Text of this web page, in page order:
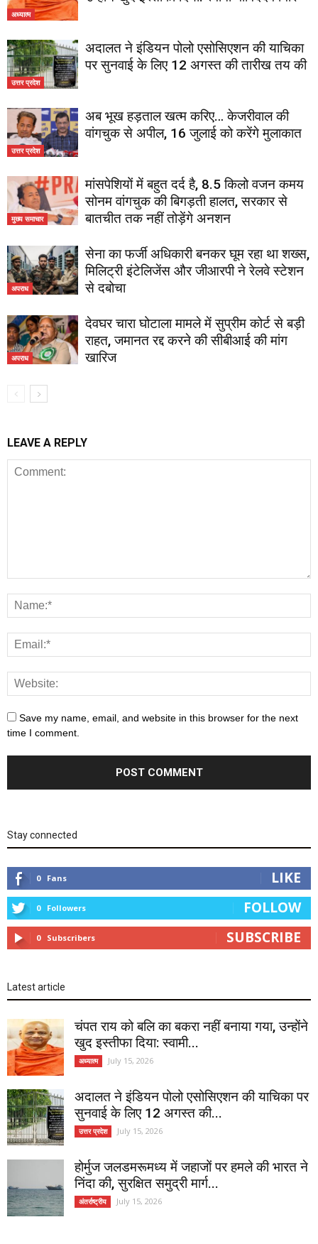
अध्यात्म
उत्तर प्रदेश
अदालत ने इंडियन पोलो एसोसिएशन की याचिका
पर सुनवाई के लिए 12 अगस्त की तारीख तय की
उत्तर प्रदेश
अब भूख हड़ताल खत्म करिए… केजरीवाल की
वांगचुक से अपील, 16 जुलाई को करेंगे मुलाकात
मुख्य समाचार
मांसपेशियों में बहुत दर्द है, 8.5 किलो वजन कमय
सोनम वांगचुक की बिगड़ती हालत, सरकार से
बातचीत तक नहीं तोड़ेंगे अनशन
अपराध
सेना का फर्जी अधिकारी बनकर घूम रहा था शख्स,
मिलिट्री इंटेलिजेंस और जीआरपी ने रेलवे स्टेशन
से दबोचा
अपराध
देवघर चारा घोटाला मामले में सुप्रीम कोर्ट से बड़ी
राहत, जमानत रद्द करने की सीबीआई की मांग
खारिज
LEAVE A REPLY
Save my name, email, and website in this browser for the next
time I comment.
Stay connected
0 Fans LIKE
0 Followers FOLLOW
0 Subscribers SUBSCRIBE
Latest article
चंपत राय को बलि का बकरा नहीं बनाया गया, उन्होंने
खुद इस्तीफा दिया: स्वामी...
अध्यात्म July 15, 2026
अदालत ने इंडियन पोलो एसोसिएशन की याचिका पर
सुनवाई के लिए 12 अगस्त की...
उत्तर प्रदेश July 15, 2026
होर्मुज जलडमरूमध्य में जहाजों पर हमले की भारत ने
निंदा की, सुरक्षित समुद्री मार्ग...
अंतर्राष्ट्रीय July 15, 2026